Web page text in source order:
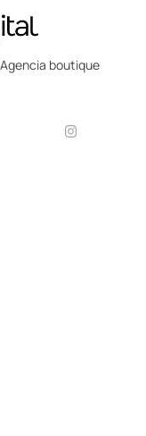
boutique